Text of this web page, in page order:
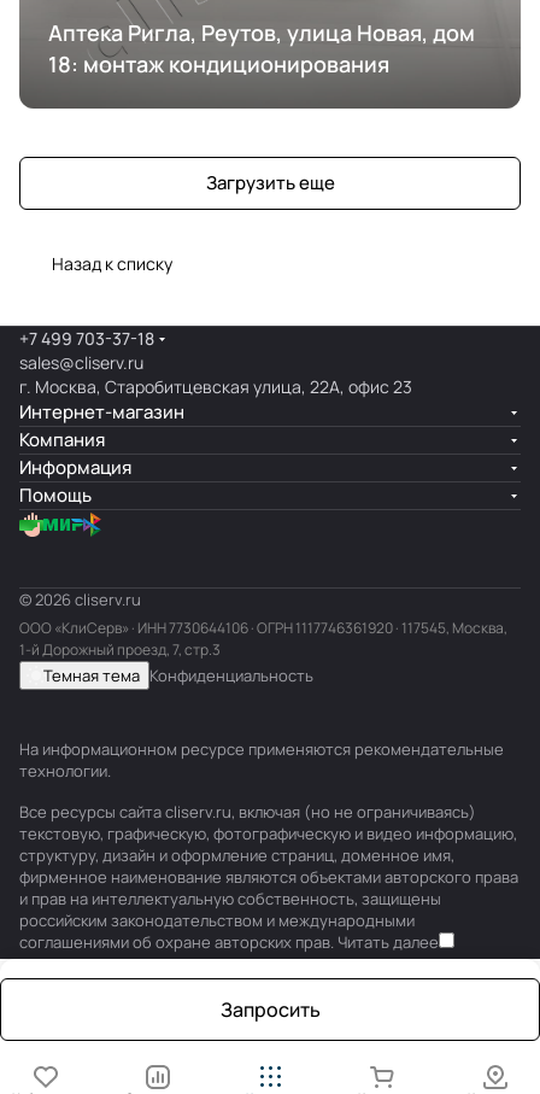
Аптека Ригла, Реутов, улица Новая, дом
18: монтаж кондиционирования
Загрузить еще
Назад к списку
Запросить
+7 499 703-37-18
sales@cliserv.ru
г. Москва, Старобитцевская улица, 22А, офис 23
Интернет-магазин
Компания
Информация
Помощь
© 2026 cliserv.ru
ООО «КлиСерв» · ИНН7730644106· ОГРН 1117746361920 · 117545, Москва,
1-й Дорожный проезд, 7, стр.3
Темная тема Конфиденциальность
На информационном ресурсе применяются рекомендательные
технологии.
Все ресурсы сайта cliserv.ru, включая (но не ограничиваясь)
текстовую, графическую, фотографическую и видео информацию,
структуру, дизайн и оформление страниц, доменное имя,
фирменное наименование являются объектами авторского права
и прав на интеллектуальную собственность, защищены
российским законодательством и международными
соглашениями об охране авторских прав. Читать далее